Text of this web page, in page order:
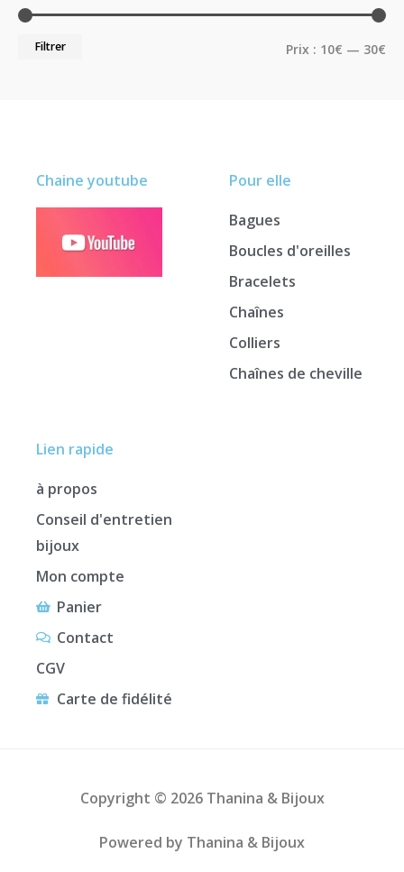
Filtrer Prix : 10€ — 30€
Lien rapide
à propos
Conseil d'entretien
bijoux
Mon compte
Panier
Contact
CGV
Carte de fidélité
Pour elle
Bagues
Boucles d'oreilles
Bracelets
Chaînes
Colliers
Chaînes de cheville
Chaine youtube
Copyright © 2026 Thanina & Bijoux
Powered by Thanina & Bijoux